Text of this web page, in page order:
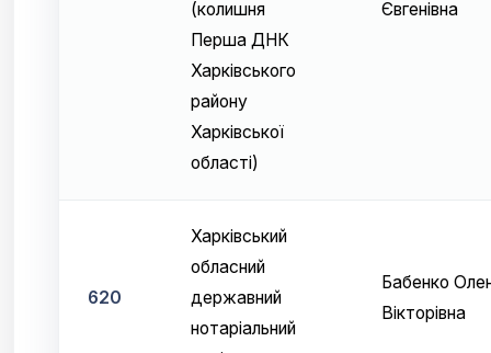
(колишня
Перша ДНК
Харківського
району
Харківської
області)
Євгенівна
620
Харківський
обласний
державний
нотаріальний
Бабенко
Вікторівна